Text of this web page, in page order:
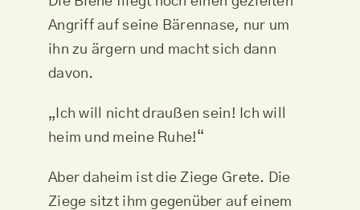
Angriff auf seine Bärennase, nur um
ihn zu ärgern und macht sich dann
davon.
„Ich will nicht draußen sein! Ich will
heim und meine Ruhe!“
Aber daheim ist die Ziege Grete. Die
Ziege sitzt ihm gegenüber auf einem